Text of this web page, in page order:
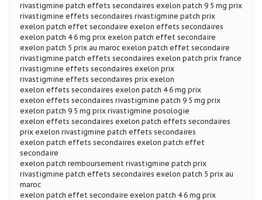
rivastigmine patch effets secondaires exelon patch 9 5 mg prix
rivastigmine effets secondaires rivastigmine patch prix
exelon patch effet secondaire exelon effets secondaires
exelon patch 4 6 mg prix exelon patch effet secondaire
exelon patch 5 prix au maroc exelon patch effet secondaire
rivastigmine patch effets secondaires exelon patch prix france
rivastigmine effets secondaires exelon prix
rivastigmine effets secondaires prix exelon
exelon effets secondaires exelon patch 4 6 mg prix
exelon effets secondaires rivastigmine patch 9 5 mg prix
exelon patch 9 5 mg prix rivastigmine posologie
exelon effets secondaires exelon patch effets secondaires
prix exelon rivastigmine patch effets secondaires
exelon patch effets secondaires exelon patch effet
secondaire
exelon patch remboursement rivastigmine patch prix
rivastigmine patch effets secondaires exelon patch 5 prix au
maroc
exelon patch effet secondaire exelon patch 4 6 mg prix